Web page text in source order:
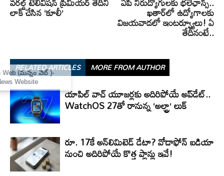
లాక్ చేసిన ‘కూలీ’ ఖతార్‌లో ఉద్యోగాలకు
విజయవాడలో ఇంటర్వ్యూలు! ఏ
తేదీనంటే..
RELATED ARTICLES MORE FROM AUTHOR
యాపిల్ వాచ్ యూజర్లకు అదిరిపోయే అప్‌డేట్..
WatchOS 27తో రానున్న ‘అల్ట్రా’ లుక్
రూ. 17కే అన్‌లిమిటెడ్ డేటా? వోడాఫోన్ ఐడియా
నుంచి అదిరిపోయే కొత్త ప్లాన్లు ఇవే!
×
Mannam Web (మన్నం వెబ్ )-
Telugu News Website